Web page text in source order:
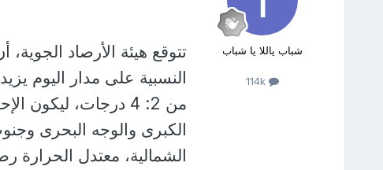
شباب ياللا يا شباب
114k
تتوقع هيئة الأرصاد
النسبية على مدار اليوم
من 2: 4 درجات،
الكبرى والوجه البحرى
الشمالية، معتدل